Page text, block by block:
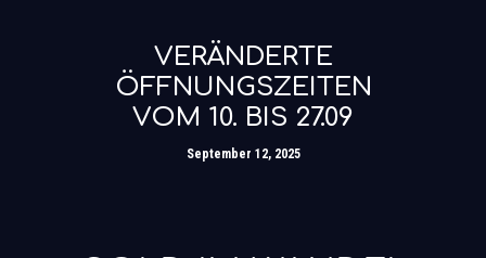
VERÄNDERTE
ÖFFNUNGSZEITEN
VOM 10. BIS 27.09
September 12, 2025